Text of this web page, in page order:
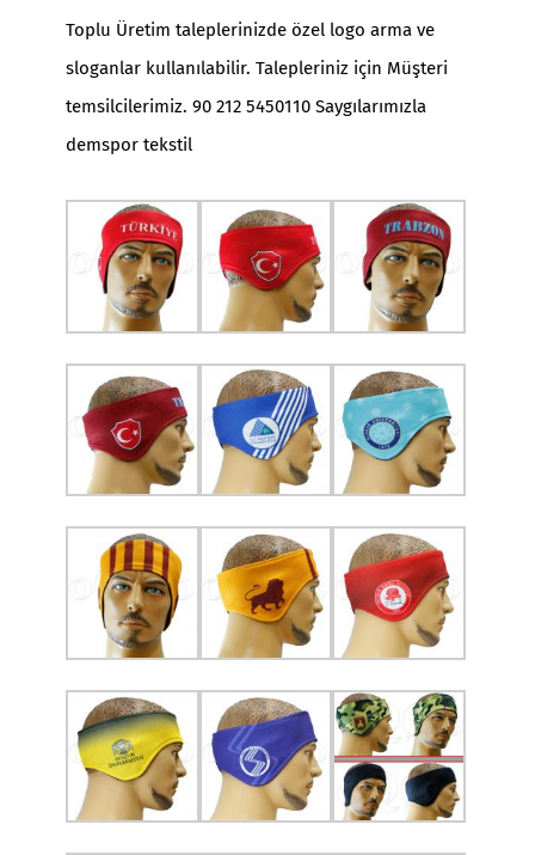
Toplu Üretim taleplerinizde özel logo arma ve
sloganlar kullanılabilir. Talepleriniz için Müşteri
temsilcilerimiz. 90 212 5450110 Saygılarımızla
demspor tekstil